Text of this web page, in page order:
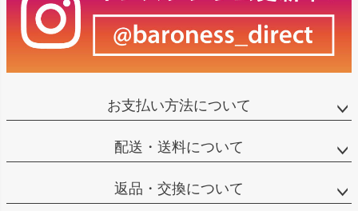
お支払い方法について
配送・送料について
返品・交換について